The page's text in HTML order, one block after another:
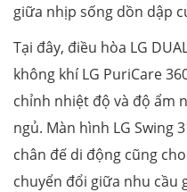
giữa nhịp sống dồn dập
Tại đây, điều hòa LG
không khí LG PuriCare
chỉnh nhiệt độ và độ ẩm
ngủ. Màn hình LG Swing
chân đế di động cũng
chuyển đổi giữa nhu cầu